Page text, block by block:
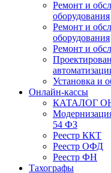
Ремонт и
оборудования
Ремонт и
оборудования
Ремонт и
Установка и
Онлайн-кассы
КАТАЛОГ
54 ФЗ
Реестр ККТ
Реестр ОФД
Реестр ФН
Тахографы